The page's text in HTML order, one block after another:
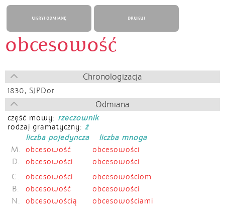
UKRYJ ODMIANĘ DRUKUJ
obcesowość
Chronologizacja
1830, SJPDor
Odmiana
część mowy: rzeczownik
rodzaj gramatyczny: ż
liczba pojedyncza
liczba mnoga
M.
obcesowość
obcesowości
D.
obcesowości
obcesowości
C.
obcesowości
obcesowościom
B.
obcesowość
obcesowości
N.
obcesowością
obcesowościami